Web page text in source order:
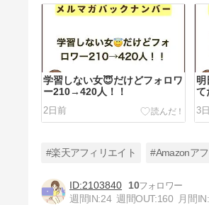
学習しない女😇だけどフォロワ
ー210→420人！！
2日前
明
て
3
#楽天アフィリエイト #Amazonア
2103840
10
週間IN:24 週間OUT:160 月間IN: